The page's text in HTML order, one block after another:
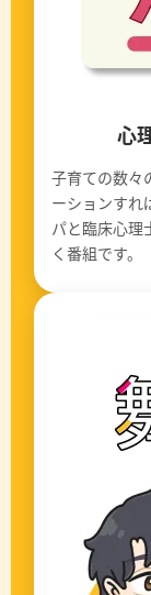
心
子育ての数々
ーションすれ
パと臨床心理
く番組です。